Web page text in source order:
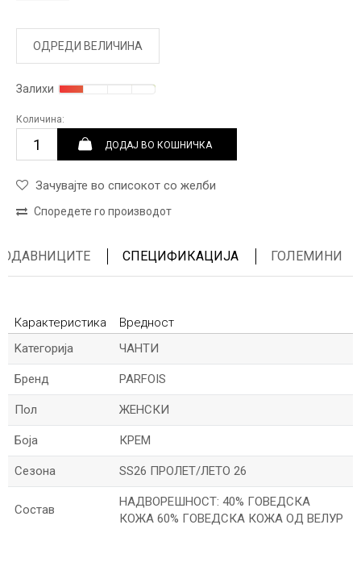
ОДРЕДИ ВЕЛИЧИНА
Залихи
Количина:
ДОДАЈ ВО КОШНИЧКА
Зачувајте во списокот со желби
Споредете го производот
СПЕЦИФИКАЦИЈА ГОЛЕМИНИ
Карактеристика
Вредност
Kатегорија
ЧАНТИ
Бренд PARFOIS
Пол ЖЕНСКИ
Боја КРЕМ
Сезона SS26 ПРОЛЕТ/ЛЕТО 26
Состав
НАДВОРЕШНОСТ: 40% ГОВЕДСКА
КОЖА 60% ГОВЕДСКА КОЖА ОД ВЕЛУР